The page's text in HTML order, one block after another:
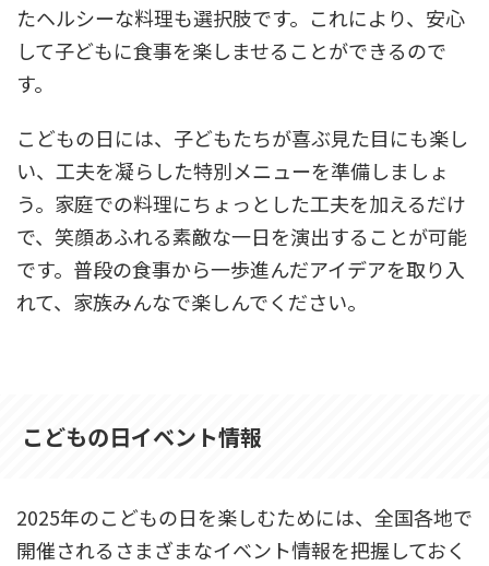
たヘルシーな料理も選択肢です。これにより、安心
して子どもに食事を楽しませることができるので
す。
こどもの日には、子どもたちが喜ぶ見た目にも楽し
い、工夫を凝らした特別メニューを準備しましょ
う。家庭での料理にちょっとした工夫を加えるだけ
で、笑顔あふれる素敵な一日を演出することが可能
です。普段の食事から一歩進んだアイデアを取り入
れて、家族みんなで楽しんでください。
こどもの日イベント情報
2025年のこどもの日を楽しむためには、全国各地で
開催されるさまざまなイベント情報を把握しておく